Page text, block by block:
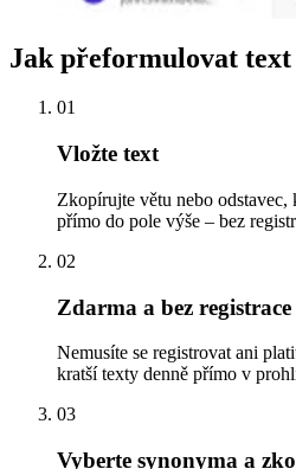
Jak přeformulovat
01
Vložte text
Zkopírujte větu nebo odstavec,
přímo do pole výše – bez
02
Zdarma a bez registrace
Nemusíte se registrovat ani
kratší texty denně přímo v
03
Vyberte synonyma a